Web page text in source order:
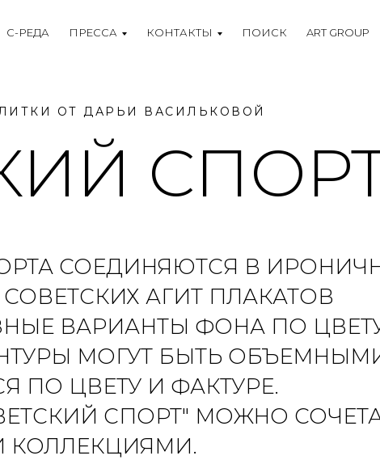
С-РЕДА ПРЕССА КОНТАКТЫ ПОИСК ART GROUP
ОТ ДАРЬИ ВАСИЛЬКОВОЙ
СОЕДИНЯЮТСЯ В
АГИТ ПЛАКАТОВ
ВАРИАНТЫ ФОНА ПО
МОГУТ БЫТЬ
ПО ЦВЕТУ И ФАКТУРЕ.
СПОРТ" МОЖНО
КОЛЛЕКЦИЯМИ.